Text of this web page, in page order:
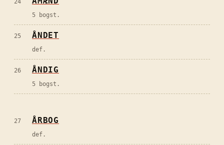
24
5 bogst.
25 ÅNDET
def.
26 ÅNDIG
5 bogst.
27 ÅRBOG
def.